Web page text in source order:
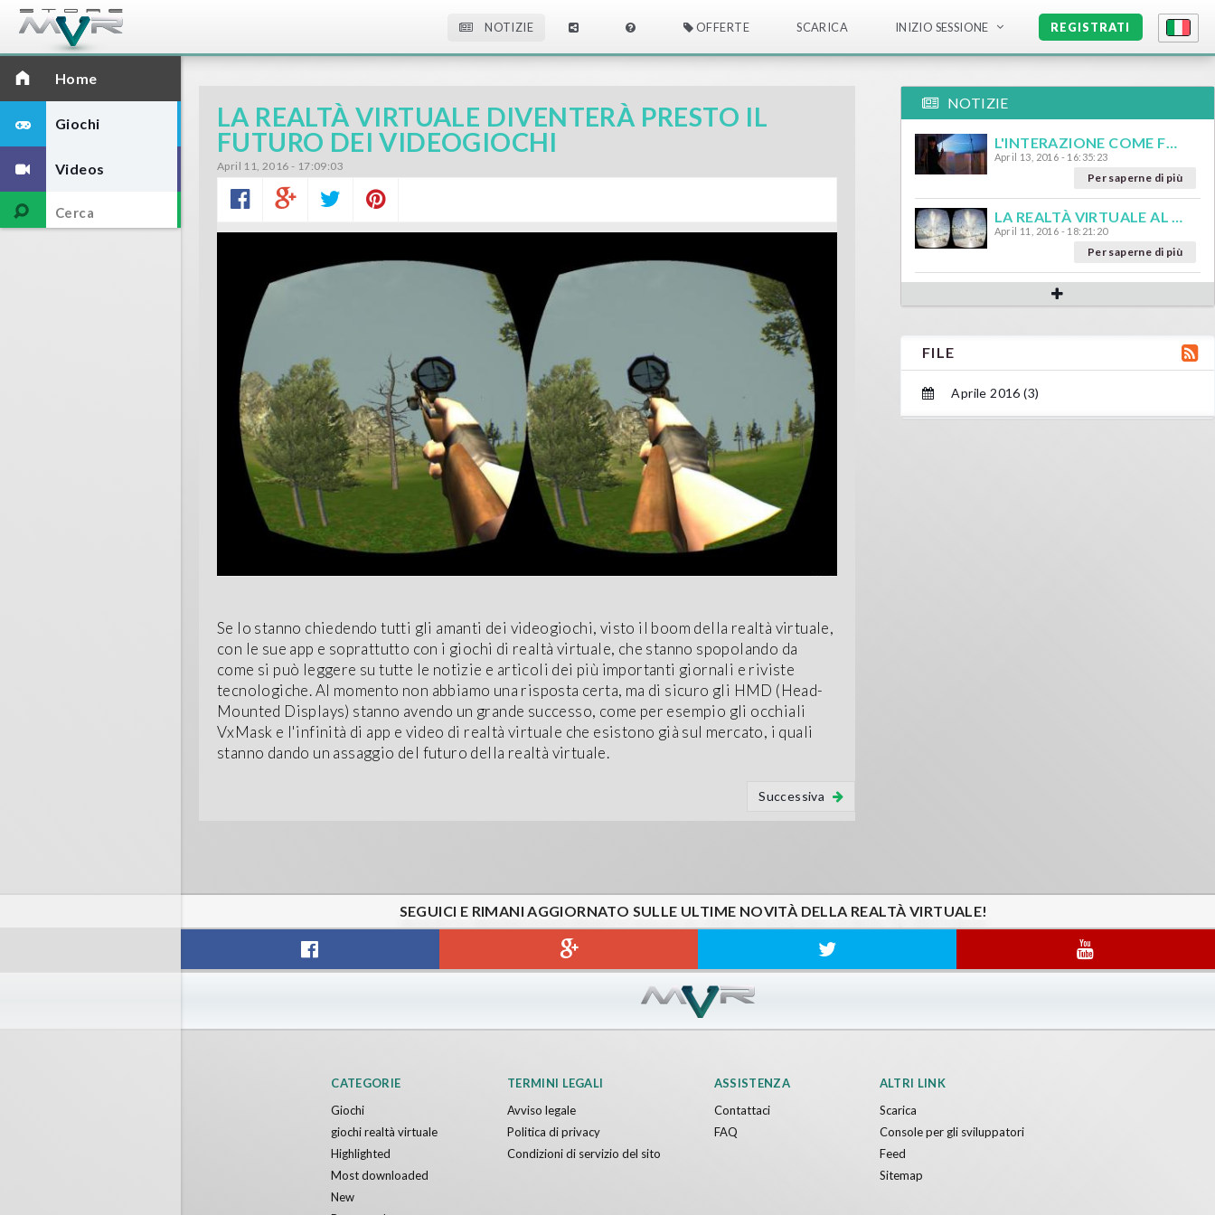
NOTIZIE OFFERTE SCARICA INIZIO SESSIONE REGISTRATI
Home
Giochi
Videos
LA REALTÀ VIRTUALE DIVENTERÀ PRESTO IL
FUTURO DEI VIDEOGIOCHI
April 11, 2016 - 17:09:03
Se lo stanno chiedendo tutti gli amanti dei videogiochi, visto il boom della realtà virtuale,
con le sue app e soprattutto con i giochi di realtà virtuale, che stanno spopolando da
come si può leggere su tutte le notizie e articoli dei più importanti giornali e riviste
tecnologiche. Al momento non abbiamo una risposta certa, ma di sicuro gli HMD (Head-
Mounted Displays) stanno avendo un grande successo, come per esempio gli occhiali
VxMask e l'infinità di app e video di realtà virtuale che esistono già sul mercato, i quali
stanno dando un assaggio del futuro della realtà virtuale.
Successiva
NOTIZIE
L'INTERAZIONE COME FULCRO DELL'ESPERIENZA DELLA REALTÀ VIRTUALE
April 13, 2016 - 16:35:23
Per saperne di più
LA REALTÀ VIRTUALE AL GIORNO D'OGGI
April 11, 2016 - 18:21:20
Per saperne di più
FILE
Aprile 2016 (3)
SEGUICI E RIMANI AGGIORNATO SULLE ULTIME NOVITÀ DELLA REALTÀ VIRTUALE!
CATEGORIE
Giochi
giochi realtà virtuale
Highlighted
Most downloaded
New
TERMINI LEGALI
Avviso legale
Politica di privacy
Condizioni di servizio del sito
ASSISTENZA
Contattaci
FAQ
ALTRI LINK
Scarica
Console per gli sviluppatori
Feed
Sitemap